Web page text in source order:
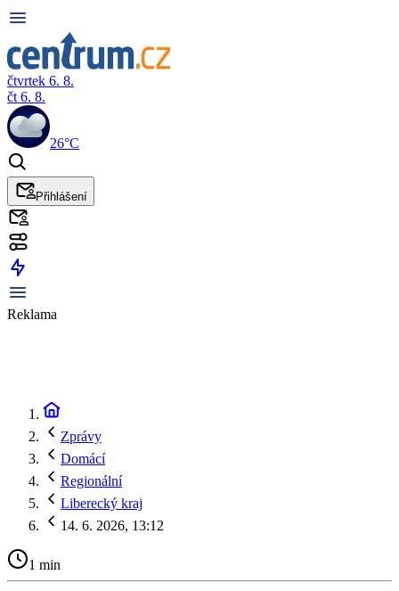
čtvrtek 6. 8.
čt 6. 8.
26°C
Přihlášení
Reklama
Zprávy
Domácí
Regionální
Liberecký kraj
14. 6. 2026, 13:12
1 min